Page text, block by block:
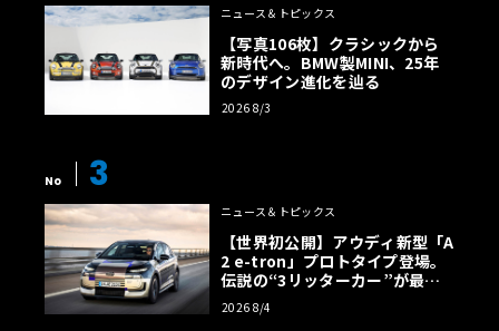
ニュース＆トピックス
【写真106枚】クラシックから
新時代へ。BMW製MINI、25年
のデザイン進化を辿る
2026 8/3
No 3
ニュース＆トピックス
【世界初公開】アウディ新型「A
2 e-tron」プロトタイプ登場。
伝説の“3リッターカー”が最高
効率エントリーBEVとして復活
【画像38枚】
2026 8/4